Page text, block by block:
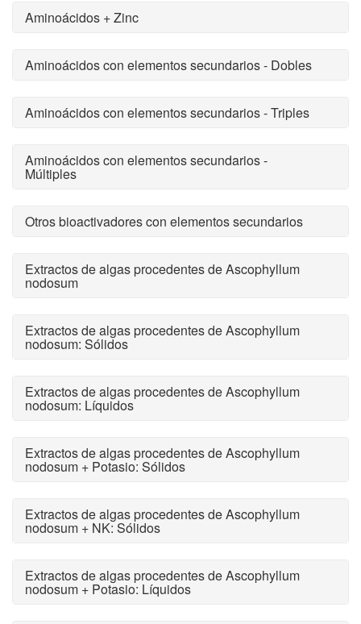
Aminoácidos + Zinc
Aminoácidos con elementos secundarios - Dobles
Aminoácidos con elementos secundarios - Triples
Aminoácidos con elementos secundarios -
Múltiples
Otros bioactivadores con elementos secundarios
Extractos de algas procedentes de Ascophyllum
nodosum
Extractos de algas procedentes de Ascophyllum
nodosum: Sólidos
Extractos de algas procedentes de Ascophyllum
nodosum: Líquidos
Extractos de algas procedentes de Ascophyllum
nodosum + Potasio: Sólidos
Extractos de algas procedentes de Ascophyllum
nodosum + NK: Sólidos
Extractos de algas procedentes de Ascophyllum
nodosum + Potasio: Líquidos